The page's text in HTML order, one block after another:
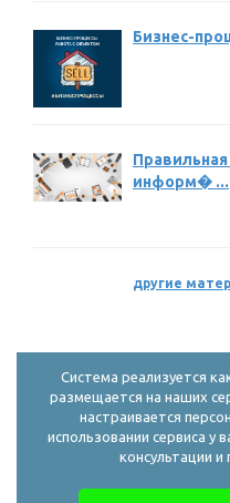
Бизнес-
информ� ...
другие
Система реализуется
размещается на наших
настраивается
использовании сервиса у
консультации